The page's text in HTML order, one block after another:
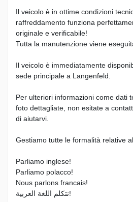
Il veicolo è in ottime condizioni
raffreddamento funziona
originale e verificabile!
Tutta la manutenzione viene
Il veicolo è immediatamente
sede principale a Langenfeld.
Per ulteriori informazioni come dati
foto dettagliate, non esitate a
di aiutarvi.
Gestiamo tutte le formalità relative
Parliamo inglese!
Parliamo polacco!
Nous parlons francais!
نتكلم اللغة العربية!